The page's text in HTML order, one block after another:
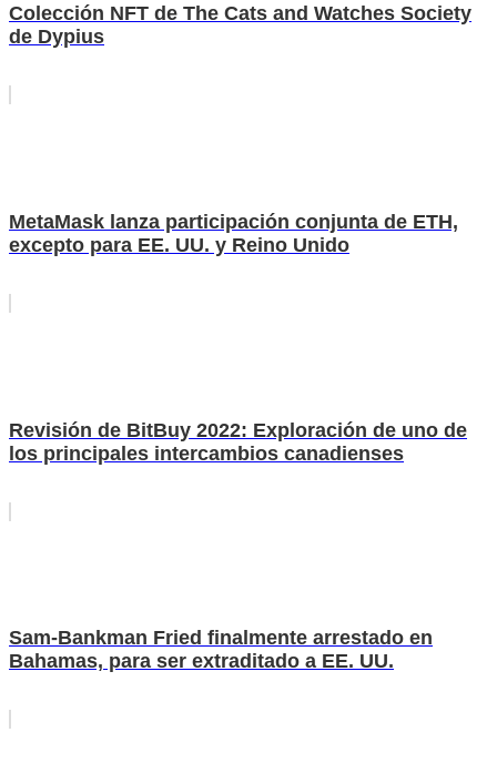
Colección NFT de The Cats and Watches Society
de Dypius
MetaMask lanza participación conjunta de ETH,
excepto para EE. UU. y Reino Unido
Revisión de BitBuy 2022: Exploración de uno de
los principales intercambios canadienses
Sam-Bankman Fried finalmente arrestado en
Bahamas, para ser extraditado a EE. UU.